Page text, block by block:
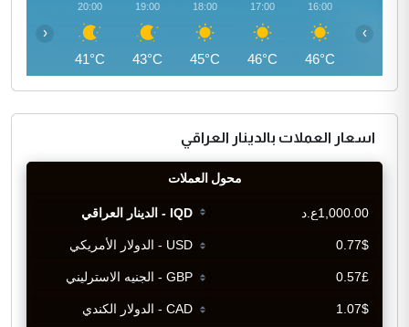
16:00
46°C
17:00
46°C
18:00
45°C
19:00
43°C
20:00
41°C
‹ ›
اسعار العملات بالدينار العراقي